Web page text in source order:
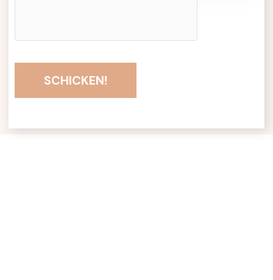
SCHICKEN!